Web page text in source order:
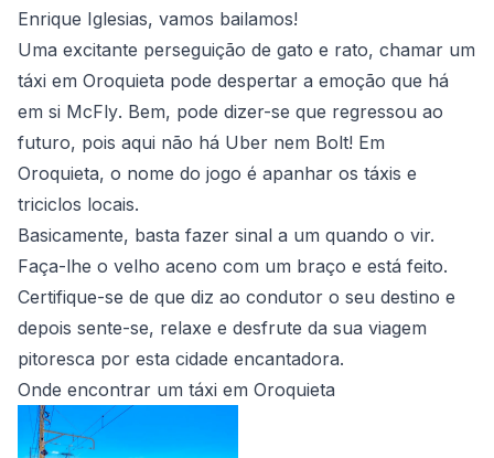
Enrique Iglesias, vamos bailamos!
Uma excitante perseguição de gato e rato, chamar um
táxi em Oroquieta pode despertar a emoção que há
em si McFly. Bem, pode dizer-se que regressou ao
futuro, pois aqui não há Uber nem Bolt! Em
Oroquieta, o nome do jogo é apanhar os táxis e
triciclos locais.
Basicamente, basta fazer sinal a um quando o vir.
Faça-lhe o velho aceno com um braço e está feito.
Certifique-se de que diz ao condutor o seu destino e
depois sente-se, relaxe e desfrute da sua viagem
pitoresca por esta cidade encantadora.
Onde encontrar um táxi em Oroquieta